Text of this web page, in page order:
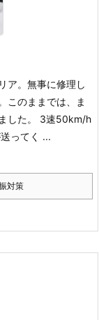
ア。無事に修理し
このままでは、ま
した。 3速50km/h
ってく ...
対策